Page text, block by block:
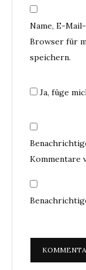
Name, E-
Browser für
speichern.
Ja, füge
Kommentare